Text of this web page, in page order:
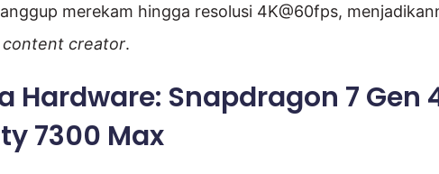
merekam hingga resolusi 4K@60fps,
content creator.
Hardware: Snapdragon 7 Gen
7300 Max